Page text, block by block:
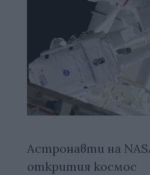
Астронавти на
открития космос